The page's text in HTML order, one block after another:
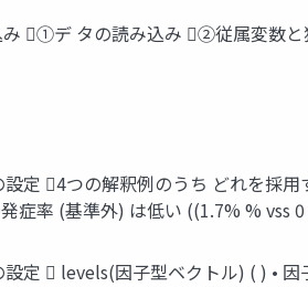
①デ タの読み込み ②従属変数
定 4つの解釈例のうち どれを採
症率 (基準外) は低い ((1.7% % vss
定  levels(因子型ベクトル) ( ) •